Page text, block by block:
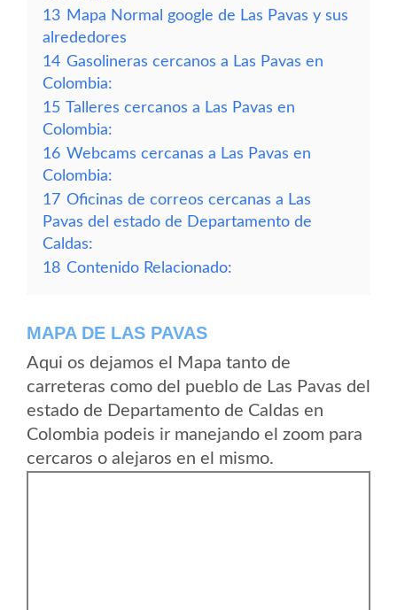
13 Mapa Normal google de Las Pavas y sus
alrededores
14 Gasolineras cercanos a Las Pavas en
Colombia:
15 Talleres cercanos a Las Pavas en
Colombia:
16 Webcams cercanas a Las Pavas en
Colombia:
17 Oficinas de correos cercanas a Las
Pavas del estado de Departamento de
Caldas:
18 Contenido Relacionado:
MAPA DE LAS PAVAS
Aqui os dejamos el Mapa tanto de
carreteras como del pueblo de Las Pavas del
estado de Departamento de Caldas en
Colombia podeis ir manejando el zoom para
cercaros o alejaros en el mismo.